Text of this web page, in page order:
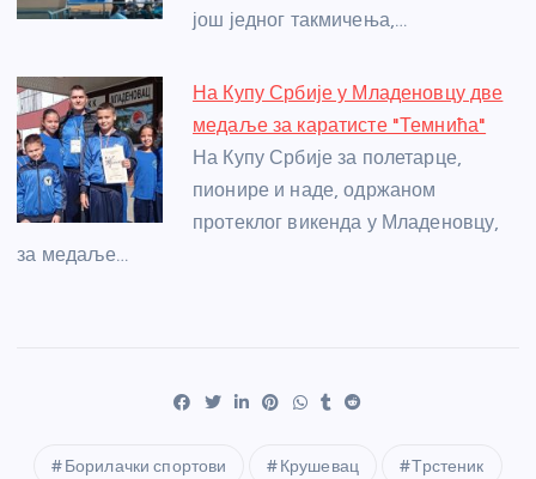
још једног такмичења,…
На Купу Србије у Младеновцу две
медаље за каратисте "Темнића"
На Купу Србије за полетарце,
пионире и наде, одржаном
протеклог викенда у Младеновцу,
за медаље…
Борилачки спортови Крушевац Трстеник